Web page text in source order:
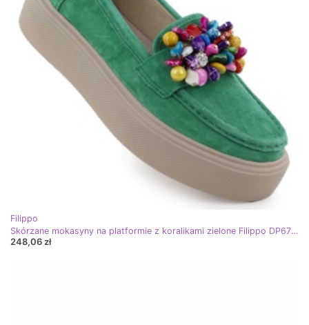
Filippo
Skórzane mokasyny na platformie z koralikami zielone Filippo DP6765
248,06 zł